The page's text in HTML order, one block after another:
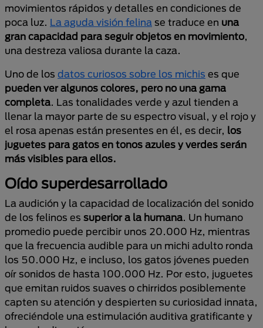
movimientos rápidos y detalles en condiciones de
poca luz. La aguda visión felina se traduce en una
gran capacidad para seguir objetos en movimiento,
una destreza valiosa durante la caza.
Uno de los datos curiosos sobre los michis es que
pueden ver algunos colores, pero no una gama
completa. Las tonalidades verde y azul tienden a
llenar la mayor parte de su espectro visual, y el rojo y
el rosa apenas están presentes en él, es decir, los
juguetes para gatos en tonos azules y verdes serán
más visibles para ellos.
Oído superdesarrollado
La audición y la capacidad de localización del sonido
de los felinos es superior a la humana. Un humano
promedio puede percibir unos 20.000 Hz, mientras
que la frecuencia audible para un michi adulto ronda
los 50.000 Hz, e incluso, los gatos jóvenes pueden
oír sonidos de hasta 100.000 Hz. Por esto, juguetes
que emitan ruidos suaves o chirridos posiblemente
capten su atención y despierten su curiosidad innata,
ofreciéndole una estimulación auditiva gratificante y